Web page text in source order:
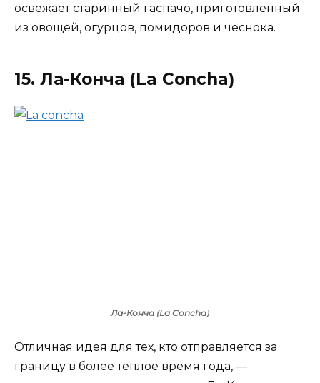
освежает старинный гаспачо, приготовленный
из овощей, огурцов, помидоров и чеснока.
15. Ла-Конча (La Concha)
Ла-Конча (La Concha)
Отличная идея для тех, кто отправляется за
границу в более теплое время года, —